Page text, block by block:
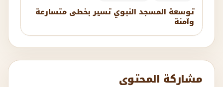
توسعة المسجد النبوي تسير بخطى متسارعة
وآمنة
مشاركة المحتوى